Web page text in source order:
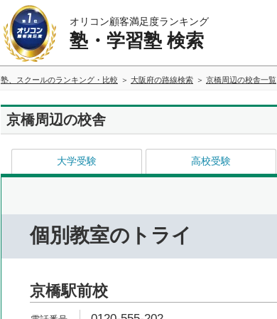
オリコン顧客満足度ランキング
塾・学習塾 検索
塾、スクールのランキング・比較 大阪府の路線検索 京橋周辺の校舎一覧
京橋周辺の校舎
大学受験 高校受験
個別教室のトライ
京橋駅前校